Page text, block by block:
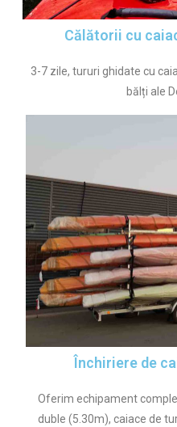
Călătorii cu
3-7 zile, tururi ghidate cu
bălți ale
Închiriere de
Oferim echipament
duble (5.30m), caiace de